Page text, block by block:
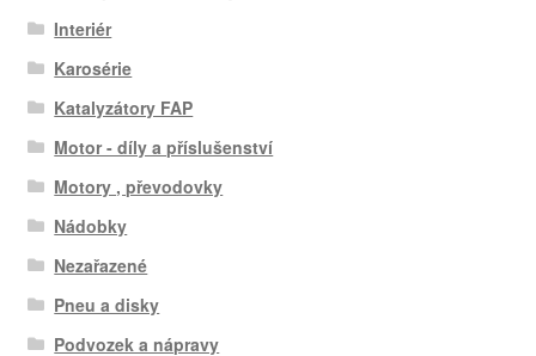
Interiér
Karosérie
Katalyzátory FAP
Motor - díly a příslušenství
Motory , převodovky
Nádobky
Nezařazené
Pneu a disky
Podvozek a nápravy